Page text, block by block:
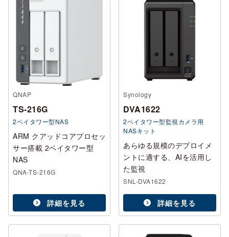
QNAP
TS-216G
2ベイタワー型NAS
ARM クアッドコアプロセッ
サー搭載 2ベイタワー型
NAS
QNA-TS-216G
詳細を見る
Synology
DVA1622
2ベイタワー型監視カメラ用
NASキット
あらゆる規模のデプロイメ
ントに適する、AIを活用し
た監視
SNL-DVA1622
詳細を見る